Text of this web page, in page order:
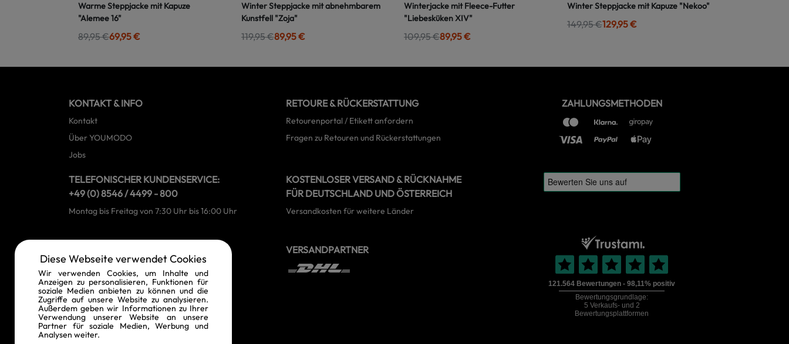
Diese Webseite verwendet Cookies
Wir verwenden Cookies, um Inhalte und
Anzeigen zu personalisieren, Funktionen für
soziale Medien anbieten zu können und die
Zugriffe auf unsere Website zu analysieren.
Außerdem geben wir Informationen zu Ihrer
Verwendung unserer Website an unsere
Partner für soziale Medien, Werbung und
Analysen weiter.
Warme Steppjacke mit Kapuze
"Alemee 16"
89,95 €69,95 €
Winter Steppjacke mit abnehmbarem
Kunstfell "Zoja"
119,95 €89,95 €
Winterjacke mit Fleece-Futter
"Liebesküken XIV"
109,95 €89,95 €
Winter Steppjacke mit Kapuze "Nekoo"
149,95 €129,95 €
KONTAKT & INFO
Kontakt
Über YOUMODO
Jobs
TELEFONISCHER KUNDENSERVICE:
+49 (0) 8546 / 4499 - 800
Montag bis Freitag von 7:30 Uhr bis 16:00 Uhr
Vertrag widerrufen
Datenschutz
AGB
Impressum
RETOURE & RÜCKERSTATTUNG
Retourenportal / Etikett anfordern
Fragen zu Retouren und Rückerstattungen
KOSTENLOSER VERSAND & RÜCKNAHME
FÜR DEUTSCHLAND UND ÖSTERREICH
Versandkosten für weitere Länder
VERSANDPARTNER
ZAHLUNGSMETHODEN